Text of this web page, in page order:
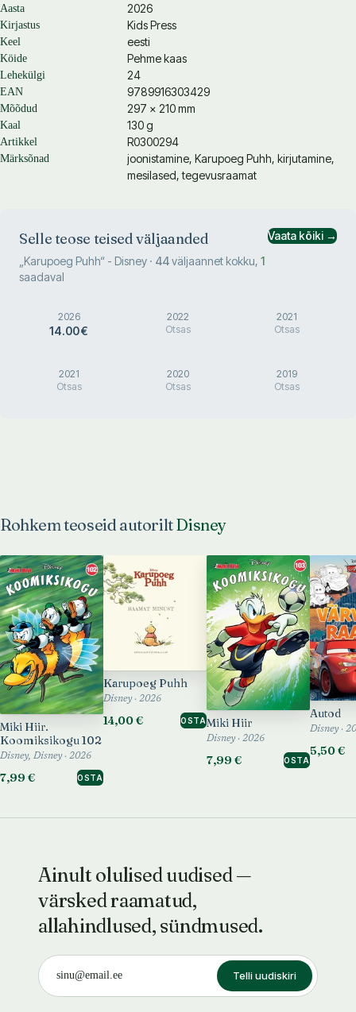
Aasta 2026
Kirjastus Kids Press
Keel eesti
Köide Pehme kaas
Lehekülgi 24
EAN 9789916303429
Mõõdud 297 × 210 mm
Kaal 130 g
Artikkel R0300294
Märksõnad
joonistamine, Karupoeg Puhh, kirjutamine,
mesilased, tegevusraamat
Selle teose teised väljaanded
Karupoeg Puhh“ - Disney · 44väljaannet kokku, 1
saadaval
Vaata kõiki →
Saadaval
2026
14.00 €
2022
Otsas
2021
Otsas
2021
Otsas
2020
Otsas
2019
Otsas
Rohkem teoseid autoriltDisney
Miki Hiir.
Koomiksikogu 102
Disney, Disney · 2026
7,99 € OSTA
Karupoeg Puhh
Disney · 2026
14,00 € OSTAMiki Hiir
Disney · 2026
7,99 € OSTA
Autod
Disney ·
5,50 €
Ainult olulised uudised —
värsked raamatud,
allahindlused, sündmused.
Telli uudiskiri